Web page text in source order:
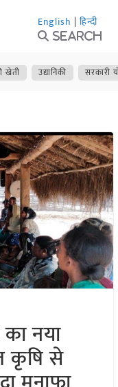
English | हिन्दी
Search
खेती उद्यानिकी सरकारी
नया
कृषि से